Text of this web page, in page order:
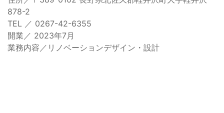
878-2
TEL ／ 0267-42-6355
開業／ 2023年7月
業務内容／リノベーションデザイン・設計